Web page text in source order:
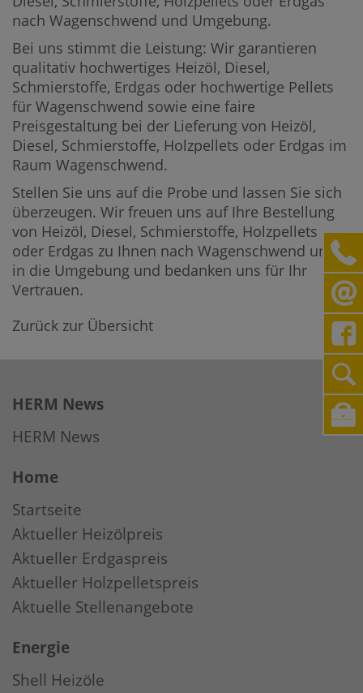
nach Wagenschwend und Umgebung.
Bei uns stimmt die Leistung: Wir garantieren
qualitativ hochwertiges Heizöl, Diesel,
Schmierstoffe, Erdgas oder hochwertige Pellets
für Wagenschwend sowie eine faire
Preisgestaltung bei der Lieferung von Heizöl,
Diesel, Schmierstoffe, Holzpellets oder Erdgas im
Raum Wagenschwend.
Stellen Sie uns auf die Probe und lassen Sie sich
überzeugen. Wir freuen uns auf Ihre Bestellung
von Heizöl, Diesel, Schmierstoffe, Holzpellets
oder Erdgas zu Ihnen nach Wagenschwend und
in die Umgebung und bedanken uns für Ihr
Vertrauen.
Zurück zur Übersicht
HERM News
HERM News
Home
Startseite
Aktueller Heizölpreis
Aktueller Erdgaspreis
Aktueller Holzpelletspreis
Aktuelle Stellenangebote
Energie
Shell Heizöle